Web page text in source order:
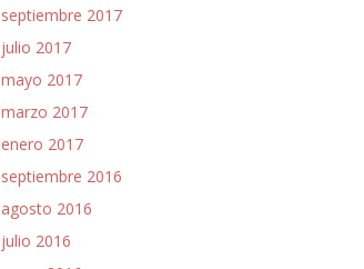
septiembre 2017
julio 2017
mayo 2017
marzo 2017
enero 2017
septiembre 2016
agosto 2016
julio 2016